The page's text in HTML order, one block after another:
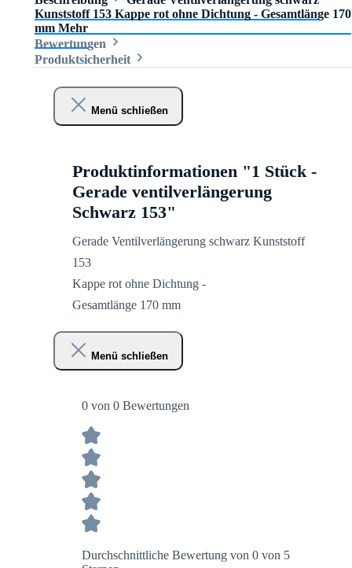
Kunststoff 153 Kappe rot ohne Dichtung - Gesamtlänge 170
mm Mehr
Bewertungen
Produktsicherheit
Menü schließen
Produktinformationen "1 Stück -
Gerade ventilverlängerung
Schwarz 153"
Gerade Ventilverlängerung schwarz Kunststoff
153
Kappe rot ohne Dichtung -
Gesamtlänge 170 mm
Menü schließen
0 von 0 Bewertungen
Durchschnittliche Bewertung von 0 von 5